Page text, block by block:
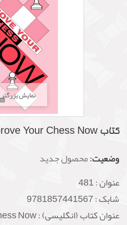
نمایش بزرگتر
کتاب Improve Your Chess Now
وضعیت:محصول جدید
عنوان :481
شابک :9781857441567
عنوان کتاب (انگلیسی) : Improve Your Chess Now